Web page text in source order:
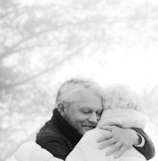
på nytt
din er død.